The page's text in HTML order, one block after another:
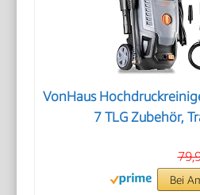
VonHaus
7 TLG Zubehör,
Bei